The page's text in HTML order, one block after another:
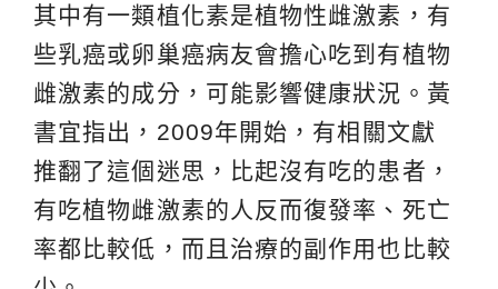
其中有一類植化素是植物性雌激素，有
些乳癌或卵巢癌病友會擔心吃到有植物
雌激素的成分，可能影響健康狀況。黃
書宜指出，2009年開始，有相關文獻
推翻了這個迷思，比起沒有吃的患者，
有吃植物雌激素的人反而復發率、死亡
率都比較低，而且治療的副作用也比較